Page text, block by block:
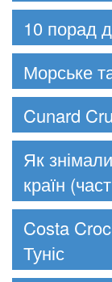
10 порад
Морське
Cunard
Як
країн
Costa
Туніс